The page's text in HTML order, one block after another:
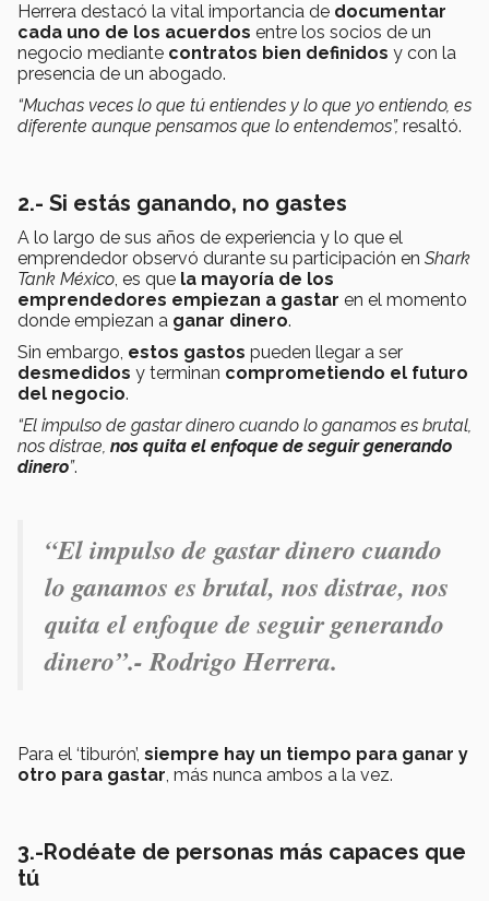
Herrera destacó la vital importancia de documentar
cada uno de los acuerdos entre los socios de un
negocio mediante contratos bien definidos y con la
presencia de un abogado.
“Muchas veces lo que tú entiendes y lo que yo entiendo, es
diferente aunque pensamos que lo entendemos”, resaltó.
2.- Si estás ganando, no gastes
A lo largo de sus años de experiencia y lo que el
emprendedor observó durante su participación en Shark
Tank México, es que la mayoría de los
emprendedores empiezan a gastar en el momento
donde empiezan a ganar dinero.
Sin embargo, estos gastos pueden llegar a ser
desmedidos y terminan comprometiendo el futuro
del negocio.
“El impulso de gastar dinero cuando lo ganamos es brutal,
nos distrae, nos quita el enfoque de seguir generando
dinero”.
“El impulso de gastar dinero cuando
lo ganamos es brutal, nos distrae, nos
quita el enfoque de seguir generando
dinero”.- Rodrigo Herrera.
Para el ‘tiburón’, siempre hay un tiempo para ganar y
otro para gastar, más nunca ambos a la vez.
3.-Rodéate de personas más capaces que
tú